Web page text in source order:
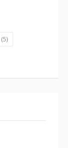
(5)